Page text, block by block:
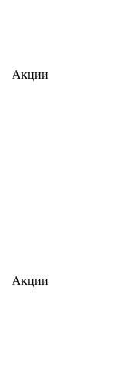
Акции
Акции